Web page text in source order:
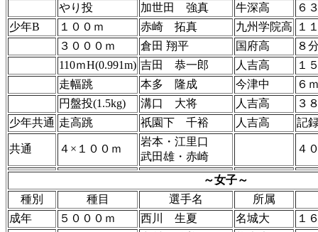
やり投
加世田 強真 牛深高
６
少年B
１００ｍ 赤崎 拓真 九州学院高
１
３０００ｍ
倉田 翔平 国府高
８
110ｍH(0.991m) 吉田 恭一郎 人吉高
１
走幅跳
本多 隆成 今津中
６
円盤投(1.5kg)
溝口 大将 人吉高
３
少年共通 走高跳 祇園下 千裕 人吉高 記
共通 ４×１００ｍ
岩本・江里口
武田雄・赤崎
４
～女子～
種別
種目 選手名
所属
成年
５０００ｍ 西川 生夏 名城大
１